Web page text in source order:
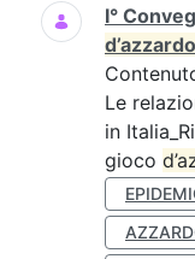
I°
d’azzardo
Le
in
gioco